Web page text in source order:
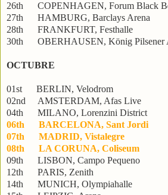
26th COPENHAGEN, Forum Black
27th HAMBURG, Barclays Arena
28th FRANKFURT, Festhalle
30th OBERHAUSEN, König Pilsener
OCTUBRE
01st BERLIN, Velodrom
02nd AMSTERDAM, Afas Live
04th MILANO, Lorenzini District
06th BARCELONA, Sant Jordi
07th MADRID, Vistalegre
08th LA CORUNA, Coliseum
09th LISBON, Campo Pequeno
12th PARIS, Zenith
14th MUNICH, Olympiahalle